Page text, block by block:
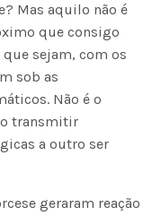
Mas aquilo não é
que consigo
sejam, com os
sob as
Não é o
transmitir
a outro ser
geraram reação